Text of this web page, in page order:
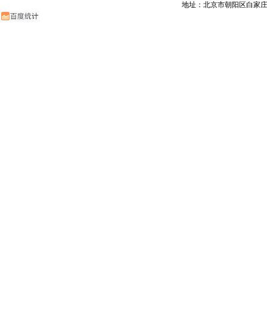
地址：北京市朝阳区白家